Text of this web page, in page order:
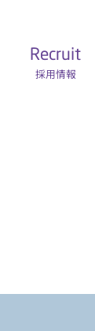
Recruit
採用情報